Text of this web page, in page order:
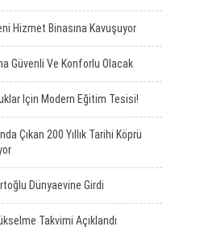
Hizmet Binasına Kavuşuyor
Güvenli Ve Konforlu Olacak
Için Modern Eğitim Tesisi!
Çıkan 200 Yıllık Tarihi Köprü
Dünyaevine Girdi
Takvimi Açıklandı